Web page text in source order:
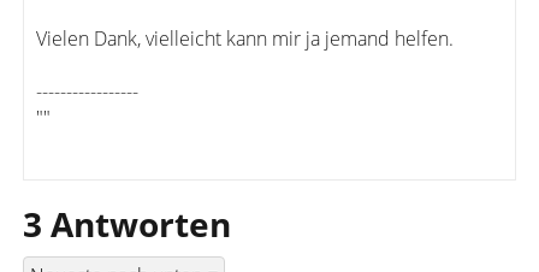
Vielen Dank, vielleicht kann mir ja jemand helfen.
-----------------
""
3 Antworten